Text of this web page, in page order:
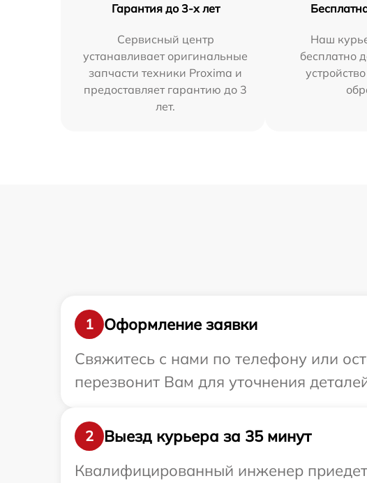
Гарантия до 3-х лет
Сервисный центр
устанавливает оригинальные
запчасти техники Proxima и
предоставляет гарантию до 3
лет.
Наш
бесплатно
1
Оформление заявки
Свяжитесь с нами по телефону или
перезвонит Вам для уточнения
2
Выезд курьера за 35 минут
Квалифицированный инженер